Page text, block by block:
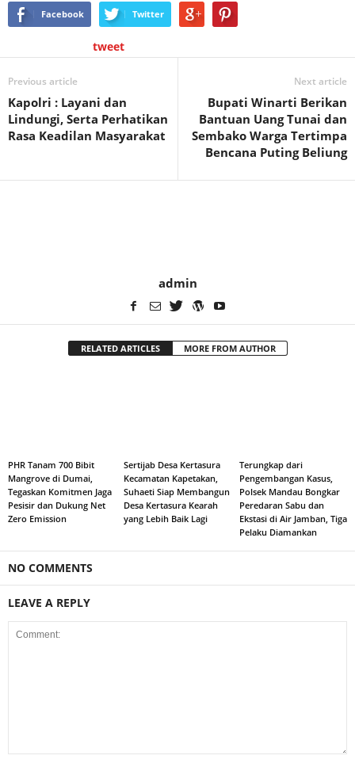
Facebook Twitter
tweet
Previous article
Kapolri : Layani dan
Lindungi, Serta Perhatikan
Rasa Keadilan Masyarakat
Next article
Bupati Winarti Berikan
Bantuan Uang Tunai dan
Sembako Warga Tertimpa
Bencana Puting Beliung
admin
RELATED ARTICLES MORE FROM AUTHOR
PHR Tanam 700 Bibit
Mangrove di Dumai,
Tegaskan Komitmen Jaga
Pesisir dan Dukung Net
Zero Emission
Sertijab Desa Kertasura
Kecamatan Kapetakan,
Suhaeti Siap Membangun
Desa Kertasura Kearah
yang Lebih Baik Lagi
Terungkap dari
Pengembangan Kasus,
Polsek Mandau Bongkar
Peredaran Sabu dan
Ekstasi di Air Jamban, Tiga
Pelaku Diamankan
NO COMMENTS
LEAVE A REPLY